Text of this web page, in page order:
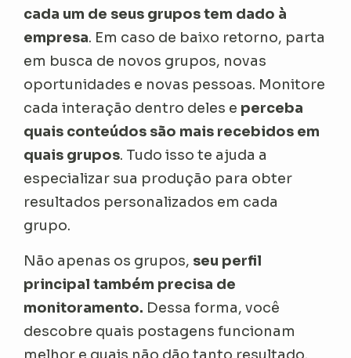
cada um de seus grupos tem dado à
empresa. Em caso de baixo retorno, parta
em busca de novos grupos, novas
oportunidades e novas pessoas. Monitore
cada interação dentro deles e perceba
quais conteúdos são mais recebidos em
quais grupos. Tudo isso te ajuda a
especializar sua produção para obter
resultados personalizados em cada
grupo.
Não apenas os grupos, seu perfil
principal também precisa de
monitoramento. Dessa forma, você
descobre quais postagens funcionam